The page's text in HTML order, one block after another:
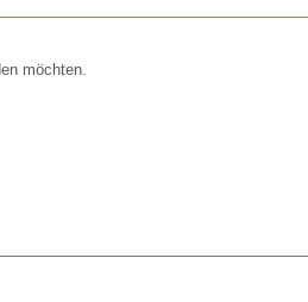
möchten.